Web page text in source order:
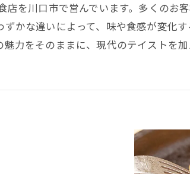
を川口市で営んでいます。多くのお
かな違いによって、味や食感が変化
力をそのままに、現代のテイストを